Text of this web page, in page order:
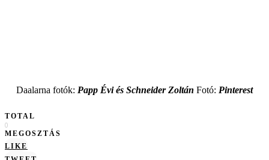
Daalarna fotók: Papp Évi és Schneider Zoltán Fotó: Pinterest
TOTAL
0
MEGOSZTÁS
LIKE